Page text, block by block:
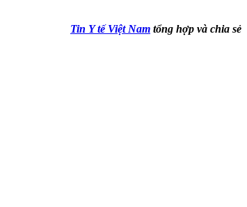
Tin Y tế Việt Nam tổng hợp và chia sẻ